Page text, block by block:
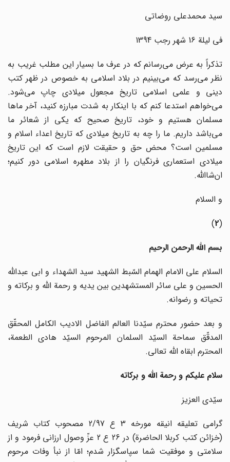
سید محمدعلی روضاتی
فی لیلة 16 شهر رجب 1394
تذکراً به عرض می‌رسانم که در عرف ما بسیار این مطلب غریب به
نظر می‌رسد که می‌بینیم در بلاد اسلامی به خصوص در ظهر کتب
دینی و علمی اسلامی تاریخ مجعول میلادی چاپ می‌شود.
می‌خواهم استدعا کنم که با اینکار به شدت مبارزه کنید، آخر ماها
مسلمان هستیم و خود، تاریخ صحیح که یکی از شعائر ما
می‌باشد داریم. ما را چه به تاریخ میلادی که تاریخ اعداء اسلام و
مسلمین است؟ محض حق و حقیقت لازم است که این تاریخ
میلادی استعماری فرنگیان را از بلاد مطهره اسلامی دور کنیم؛
ان‌شاالله.
و السلام
)
بسم الله الرحمن الرحیم
السلام علی الامام الهمام السّبط الشهید سید الشهداء و ابی عبدالله
الحسین و علی سائر المستشهدین بین یدیه و رحمة الله و برکاته و
تحیاته و رضوانه.
و بعد حضور محترم سیّدنا العالم الفاضل الادیب الکامل المحقّق
المدقّق سماحة السیّد السلمان المرحوم السیّد هادی الطعمة،
المحترم ابقاه الله تعالی.
سلام علیکم و رحمة الله و برکاته
سیّدی العزیز
گرامی تعلیقه انیقه مورخه 3 ع 2/97 مصحوب کتاب شریف
(خزائن کتب کربلا الحاضرة) در 26 ع 2 عزّ وصول ارزانی فرمود و از
سلامتی و موفقیت شما سپاسگزار شدم؛ امّا از نبأ وفات مرحوم